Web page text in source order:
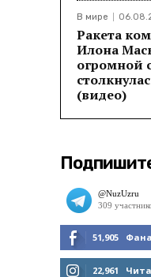
В мире
Ракета
Илона
огромной
(видео)
51,905
22,961